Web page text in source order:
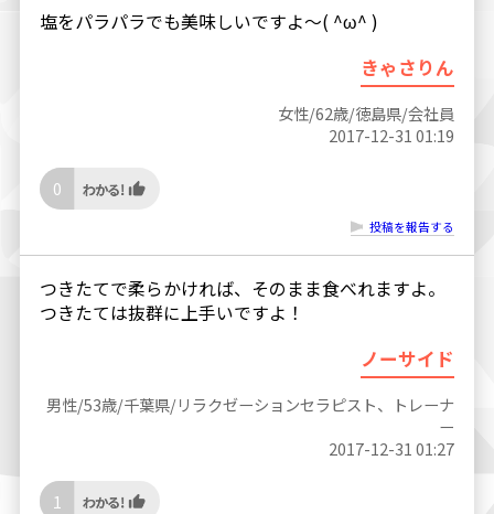
塩をパラパラでも美味しいですよ〜( ^ω^ )
きゃさりん
女性/62歳/徳島県/会社員
2017-12-31 01:19
0
投稿を報告する
つきたてで柔らかければ、そのまま食べれますよ。
つきたては抜群に上手いですよ！
ノーサイド
男性/53歳/千葉県/リラクゼーションセラピスト、トレーナ
ー
2017-12-31 01:27
1